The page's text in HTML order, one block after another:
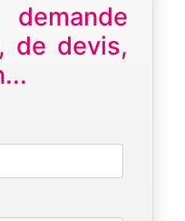
de devis,